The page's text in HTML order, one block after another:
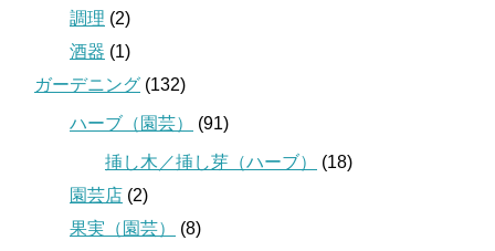
調理 (2)
酒器 (1)
ガーデニング (132)
ハーブ（園芸） (91)
挿し木／挿し芽（ハーブ）
(18)
園芸店 (2)
果実（園芸）
(8)